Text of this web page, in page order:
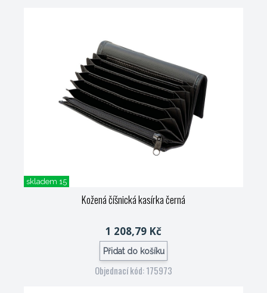
skladem 15
Kožená číšnická kasírka černá
1 208,79 Kč
Přidat do košíku
Objednací kód: 175973